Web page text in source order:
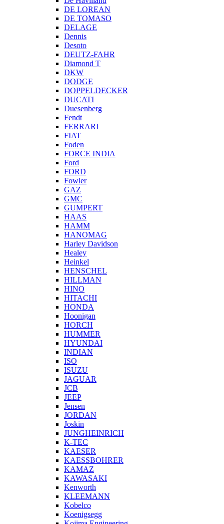
DE LOREAN
DE TOMASO
DELAGE
Dennis
Desoto
DEUTZ-FAHR
Diamond T
DKW
DODGE
DOPPELDECKER
DUCATI
Duesenberg
Fendt
FERRARI
FIAT
Foden
FORCE INDIA
Ford
FORD
Fowler
GAZ
GMC
GUMPERT
HAAS
HAMM
HANOMAG
Harley Davidson
Healey
Heinkel
HENSCHEL
HILLMAN
HINO
HITACHI
HONDA
Hoonigan
HORCH
HUMMER
HYUNDAI
INDIAN
ISO
ISUZU
JAGUAR
JCB
JEEP
Jensen
JORDAN
Joskin
JUNGHEINRICH
K-TEC
KAESER
KAESSBOHRER
KAMAZ
KAWASAKI
Kenworth
KLEEMANN
Kobelco
Koenigsegg